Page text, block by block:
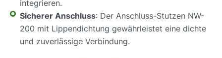
integrieren.
Sicherer Anschluss: Der Anschluss-Stutzen NW-
200 mit Lippendichtung gewährleistet eine dichte
und zuverlässige Verbindung.